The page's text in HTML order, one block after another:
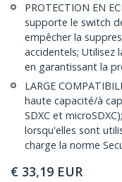
PROTECTION EN
supporte le switch
empêcher la
accidentels; Utilisez
en garantissant la
LARGE
haute capacité/à
SDXC et
lorsqu'elles sont
charge la norme
€ 33,19 EUR